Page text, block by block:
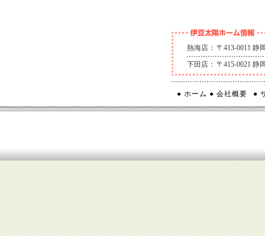
熱海店： 〒413-0011 静
下田店： 〒415-0021 静
● ホーム ● 会社概要 ●